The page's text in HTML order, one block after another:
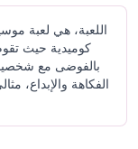
كوميدية حيث
بالفوضى مع
الفكاهة والإبداع،